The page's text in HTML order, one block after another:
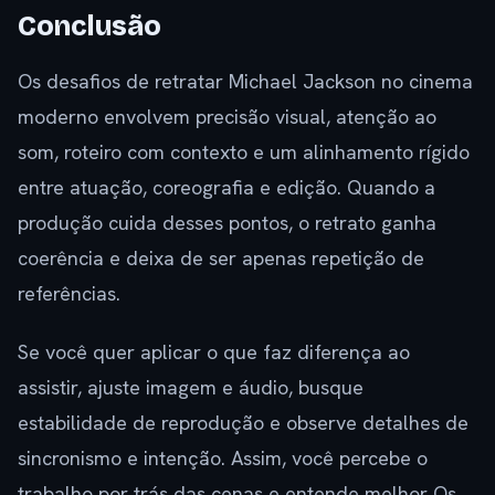
Conclusão
Os desafios de retratar Michael Jackson no cinema
moderno envolvem precisão visual, atenção ao
som, roteiro com contexto e um alinhamento rígido
entre atuação, coreografia e edição. Quando a
produção cuida desses pontos, o retrato ganha
coerência e deixa de ser apenas repetição de
referências.
Se você quer aplicar o que faz diferença ao
assistir, ajuste imagem e áudio, busque
estabilidade de reprodução e observe detalhes de
sincronismo e intenção. Assim, você percebe o